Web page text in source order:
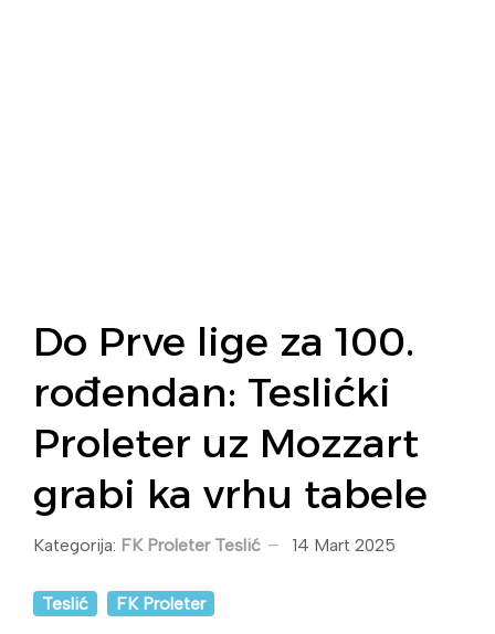
Do Prve lige za 100.
rođendan: Teslićki
Proleter uz Mozzart
grabi ka vrhu tabele
Kategorija: FK Proleter Teslić 14 Mart 2025
Teslić FK Proleter